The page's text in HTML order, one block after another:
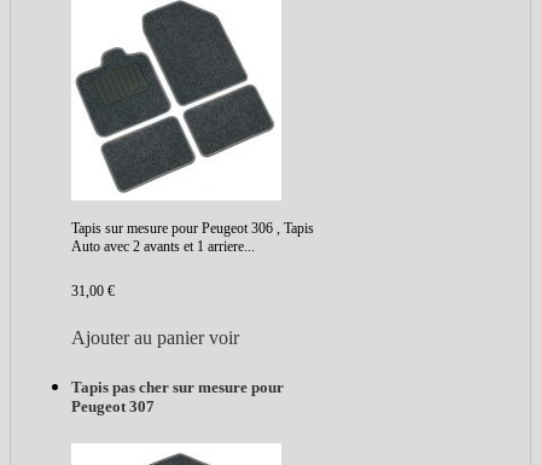
Tapis sur mesure pour Peugeot 306 , Tapis
Auto avec 2 avants et 1 arriere...
31,00 €
Ajouter au panier voir
Tapis pas cher sur mesure pour
Peugeot 307